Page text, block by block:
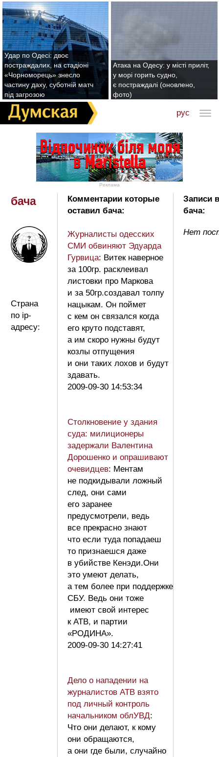
Удар по Одесі: двоє
постраждалих, на стадіоні
«Чорноморець» знесло
частину даху, суботній матч
під загрозою
Атака на Одесу: у місті приліт,
у морі горить судно,
є постраждалі (оновлено,
фото)
рус
Реклама
бача
Страна
по ip-
адресу:
Комментарии которые
оставил бача:
Журналисты одесских
СМИ обвиняют Эдуарда
Гурвица: Витек наверное
за 100гр. расклеивал
листовки про Маркова
и за 50гр.создавал толпу
нацыкам. Он поймет
с кем он связался когда
его круто подставят,
а им скоро нужны будут
козлы отпущения
и они таких лохов и будут
здавать.
2009-09-30 14:53:34
Столкновение у здания
суда: милиционеры
задержали Валентина
Дорошенко и опрашивают
очевидцев: Ментам
не подкидывали ложный
след, они сами
его заранее
предусмотрели, ведь
все прекрасно знают
что если туда попадаеш
то признаешся даже
в убийстве Кенэди.Они
это умеют делать,
а тем более при поддержке
СБУ. Ведь они тоже
имеют свой интерес
к АТВ, и партии
«РОДИНА».
2009-09-30 14:27:41
Дело о нападении на
журналистов АТВ взято
под личный контроль
начальником облУВД:
Что они делают, к кому
они обращаются,
а они где были, случайно
Записи
бача:
Нет